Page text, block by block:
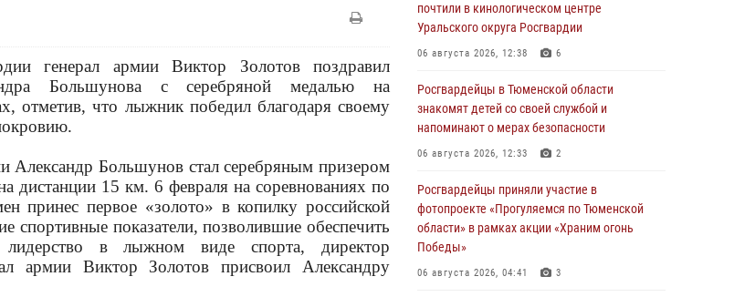
генерал армии Виктор Золотов поздравил
Большунова с серебряной медалью на
отметив, что лыжник победил благодаря своему
Александр Большунов стал серебряным призером
дистанции 15 км. 6 февраля на соревнованиях по
принес первое «золото» в копилку российской
спортивные показатели, позволившие обеспечить
в лыжном виде спорта, директор
армии Виктор Золотов присвоил Александру
почтили в кинологическом центре
Уральского округа Росгвардии
06 августа 2026, 12:38 6
Росгвардейцы в Тюменской области
знакомят детей со своей службой и
напоминают о мерах безопасности
06 августа 2026, 12:33 2
Росгвардейцы приняли участие в
фотопроекте «Прогуляемся по Тюменской
области» в рамках акции «Храним огонь
Победы»
06 августа 2026, 04:41 3